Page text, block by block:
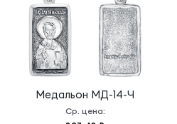
Медальон МД-14-Ч
Ср. цена: